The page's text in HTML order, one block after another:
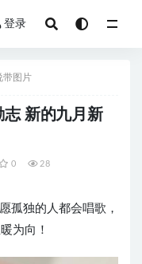
登录
带图片
新的九月新
0 28
孤独的人都会唱歌，
为向！